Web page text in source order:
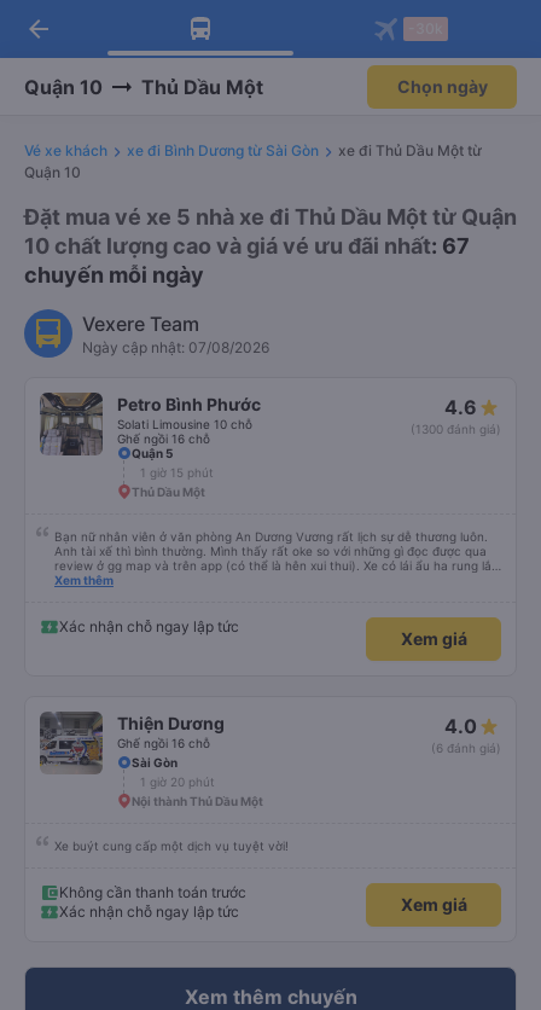
Tải app Vexere ngay!
Nhận ưu đãi thành viên độc
Mở app
Tải app Vexere
-30k/ghế khi đặt vé máy bay qua
Mở app
arrow_back
Quận 10 Thủ Dầu Một Chọn ngày
Vé xe khách xe đi Bình Dương từ Sài Gòn
xe đi Thủ Dầu Một từ
Quận 10
Đặt mua vé xe 5 nhà xe đi Thủ Dầu Một từ Quận
10 chất lượng cao và giá vé ưu đãi nhất: 67
chuyến mỗi ngày
Vexere Team
Ngày cập nhật: 07/08/2026
Petro Bình Phước
Solati Limousine 10 chỗ
Ghế ngồi 16 chỗ
4.6
(1300 đánh giá)
Quận 5
1 giờ 15 phút
Thủ Dầu Một
Bạn nữ nhân viên ở văn phòng An Dương Vương rất lịch sự dễ thương luôn.
Anh tài xế thì bình thường. Mình thấy rất oke so với những gì đọc được qua
review ở gg map và trên app (có thể là hên xui thui). Xe có lái ẩu ha rung lắc
hay không thì cũng ko rõ tại mình say xe nên ngủ ko à
Xem thêm
Xác nhận chỗ ngay lập tức
Xem giá
Thiện Dương
Ghế ngồi 16 chỗ
4.0
(6 đánh giá)
Sài Gòn
1 giờ 20 phút
Nội thành Thủ Dầu Một
Xe buýt cung cấp một dịch vụ tuyệt vời!
Không cần thanh toán trước
Xác nhận chỗ ngay lập tức
Xem giá
Xem thêm chuyến